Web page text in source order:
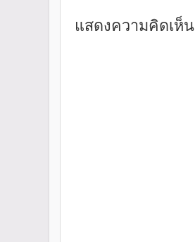
แสดงความคิดเห็น